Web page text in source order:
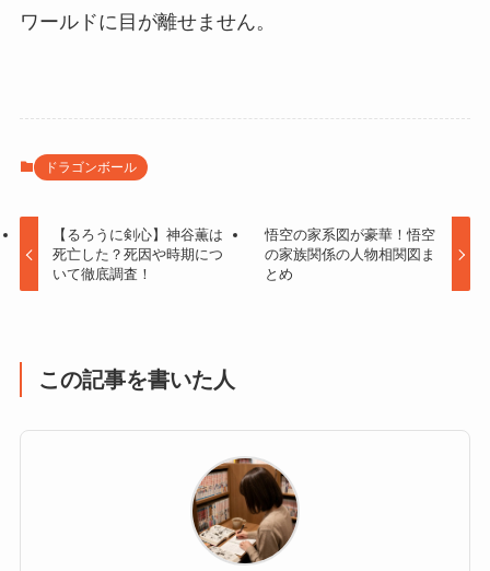
ワールドに目が離せません。
ドラゴンボール
【るろうに剣心】神谷薫は
死亡した？死因や時期につ
いて徹底調査！
悟空の家系図が豪華！悟空
の家族関係の人物相関図ま
とめ
この記事を書いた人